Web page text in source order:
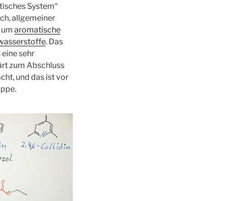
System“
allgemeiner
aromatische
. Das
eine sehr
zum Abschluss
und das ist vor